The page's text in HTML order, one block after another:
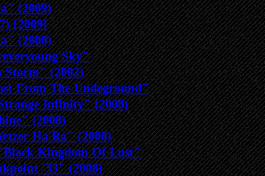
(2009)
[2009]
(2008)
Sky"
Storm" (2002)
From The Undeground"
Infinity" (2008)
(2008)
Ha'Ra" (2008)
Kingdom Of Lust"
'33" (2008)